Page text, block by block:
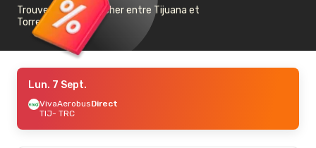
Trouvez un vol pas cher entre Tijuana et
Torreon
Lun. 7 Sept.
VivaAerobusDirect
TIJ- TRC